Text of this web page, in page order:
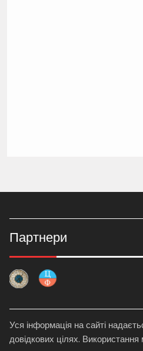
Партнери
Уся інформація на сайті
довідкових цілях.